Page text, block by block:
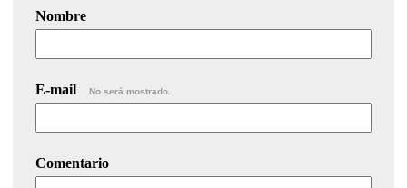
Nombre
E-mail No será mostrado.
Comentario